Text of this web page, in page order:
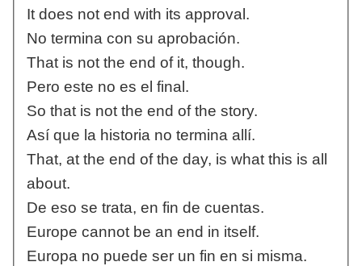
It does not end with its approval.
No termina con su aprobación.
That is not the end of it, though.
Pero este no es el final.
So that is not the end of the story.
Así que la historia no termina allí.
That, at the end of the day, is what this is all
about.
De eso se trata, en fin de cuentas.
Europe cannot be an end in itself.
Europa no puede ser un fin en si misma.